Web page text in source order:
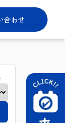
合わせ